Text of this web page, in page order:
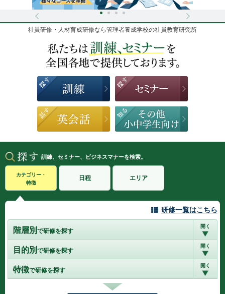
社員研修・人材育成研修なら管理者養成学校の社員教育研究所
訓練、セミナー、ビジネスマナーを検索。
カテゴリー・
特徴
日程 エリア
研修一覧はこちら
階層別で研修を探す
開く
目的別で研修を探す
開く
特徴で研修を探す
開く